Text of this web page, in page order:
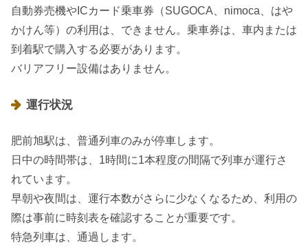
自動券売機やICカード乗車券（SUGOCA、nimoca、はや
かけん等）の利用は、できません。乗車券は、車内または
到着駅で購入する必要があります。
バリアフリー設備はありません。
運行状況
肥前旭駅は、普通列車のみが停車します。
日中の時間帯は、1時間に1本程度の間隔で列車が運行さ
れています。
早朝や夜間は、運行本数がさらに少なくなるため、利用の
際は事前に時刻表を確認することが重要です。
特急列車は、通過します。